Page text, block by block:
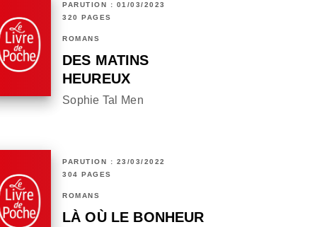
PARUTION : 01/03/2023
320 PAGES
ROMANS
DES MATINS
HEUREUX
Sophie Tal Men
PARUTION : 23/03/2022
304 PAGES
ROMANS
LÀ OÙ LE BONHEUR